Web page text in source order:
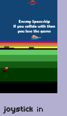
joystick in